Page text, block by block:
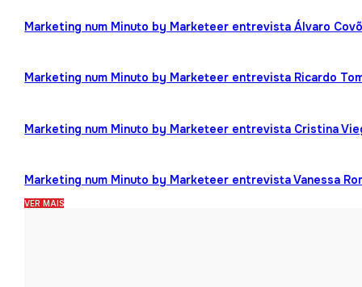
Marketing num Minuto by Marketeer entrevista Álvaro
Marketing num Minuto by Marketeer entrevista Ricardo
Marketing num Minuto by Marketeer entrevista Cristina
Marketing num Minuto by Marketeer entrevista Vanessa
VER MAIS